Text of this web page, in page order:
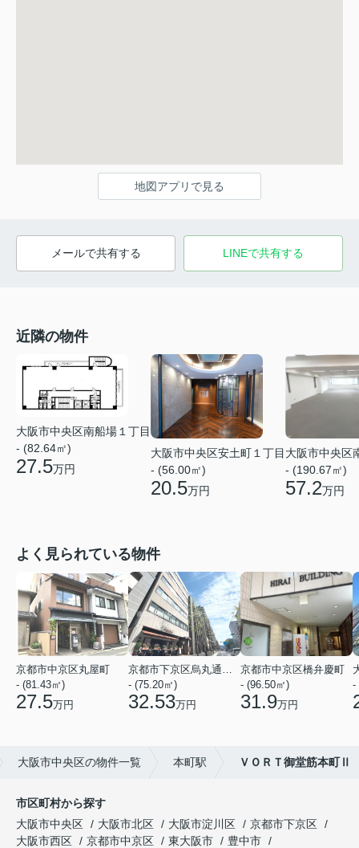
地図アプリで見る
メールで共有する LINEで共有する
近隣の物件
大阪市中央区南船場１丁目
- (82.64㎡)
27.5万円
大阪市中央区安土町１丁目
- (56.00㎡)
20.5万円
大阪市中央区
- (190.67㎡)
57.2万円
よく見られている物件
京都市中京区丸屋町
- (81.43㎡)
27.5万円
- (75.20㎡)
32.53万円
京都市中京区橋弁慶町
- (96.50㎡)
31.9万円
-
大阪市中央区の物件一覧 本町駅 ＶＯＲＴ御堂筋本町Ⅱ
市区町村から探す
大阪市中央区
大阪市北区 大阪市淀川区
京都市下京区
大阪市西区
京都市中京区 東大阪市
豊中市